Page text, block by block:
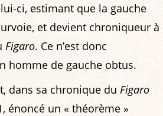
ci, estimant que la gauche
et devient chroniqueur à
Figaro. Ce n’est donc
homme de gauche obtus.
dans sa chronique du Figaro
énoncé un « théorème »